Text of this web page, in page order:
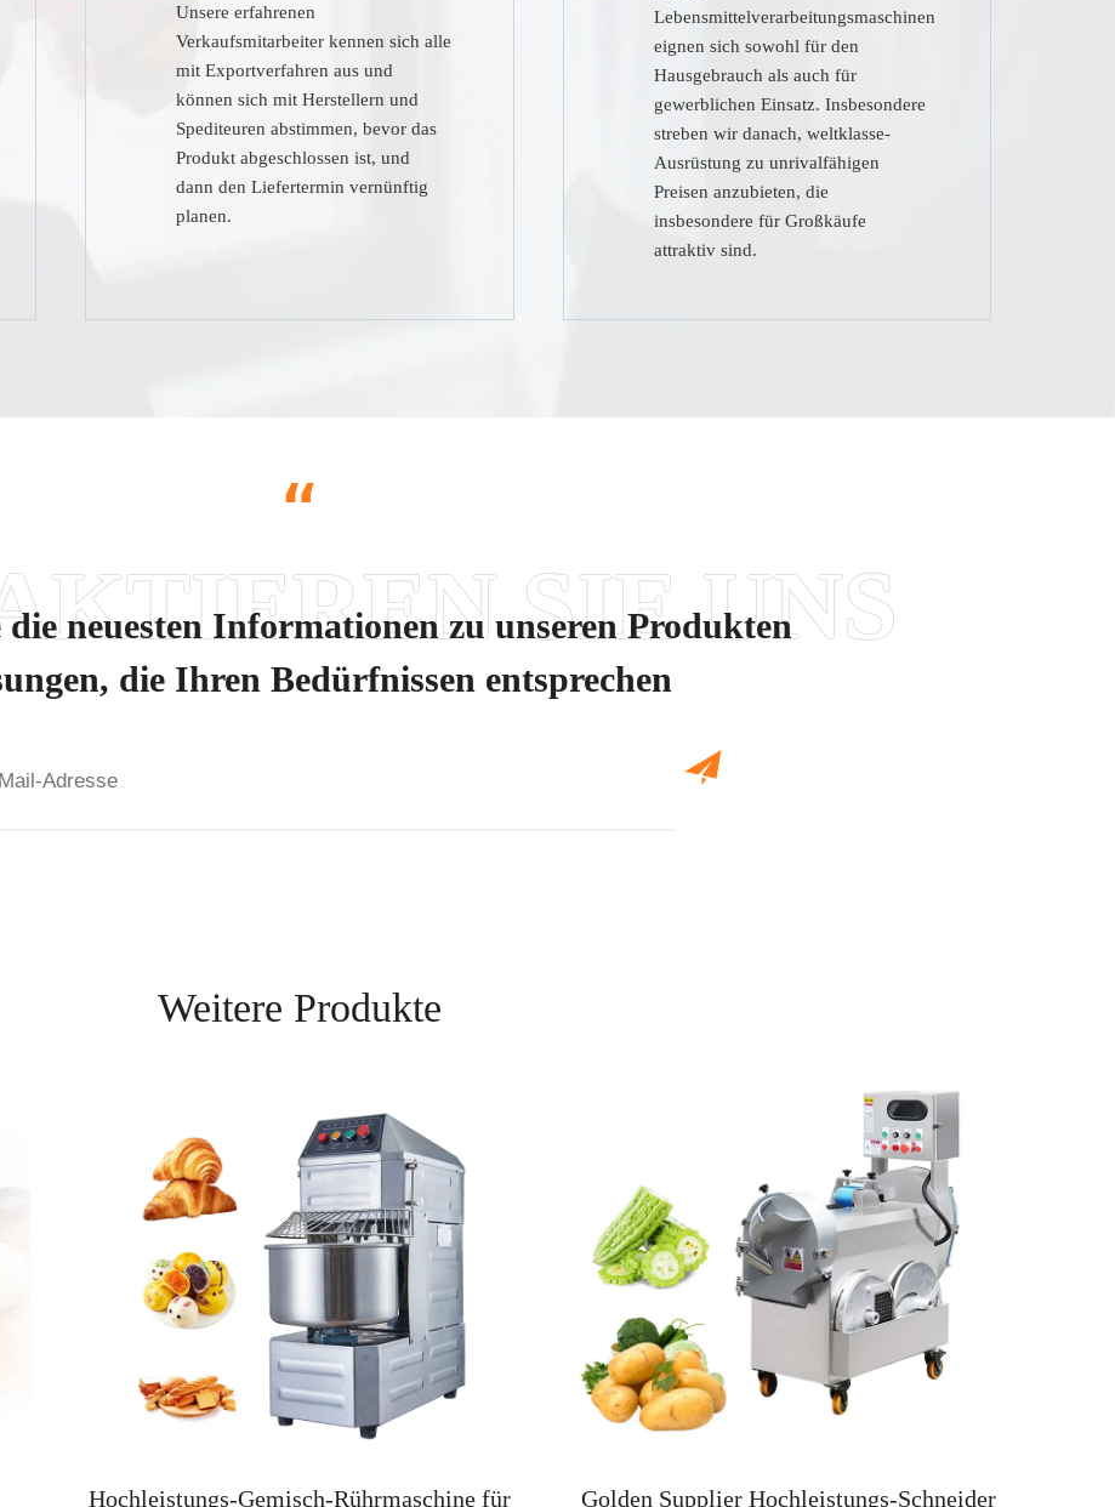
Unsere erfahrenen
Verkaufsmitarbeiter kennen sich alle
mit Exportverfahren aus und
können sich mit Herstellern und
Spediteuren abstimmen, bevor das
Produkt abgeschlossen ist, und
dann den Liefertermin vernünftig
planen.
Lebensmittelverarbeitungsmaschinen
eignen sich sowohl für den
Hausgebrauch als auch für
gewerblichen Einsatz. Insbesondere
streben wir danach, weltklasse-
Ausrüstung zu unrivalfähigen
Preisen anzubieten, die
insbesondere für Großkäufe
attraktiv sind.
“
neuesten Informationen zu unseren Produkten
die Ihren Bedürfnissen entsprechen
Weitere Produkte
Hochleistungs-Gemisch-Rührmaschine für Golden Supplier Hochleistungs-Schneider